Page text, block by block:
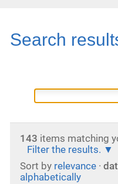
Search
143 items matching
Filter the results.
Sort by relevance ·
alphabetically